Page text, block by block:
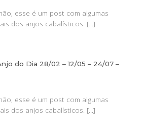
esse é um post com algumas
dos anjos cabalísticos. [...]
do Dia 28/02 – 12/05 – 24/07 –
esse é um post com algumas
dos anjos cabalísticos. [...]